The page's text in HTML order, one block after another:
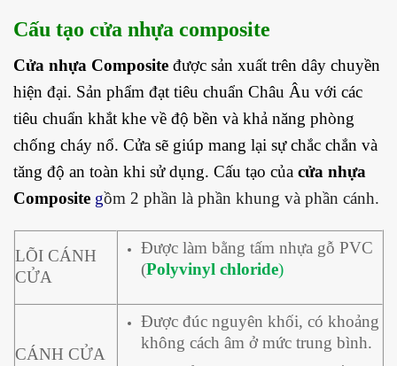
Cấu tạo cửa nhựa composite
Cửa nhựa Composite được sản xuất trên dây chuyền
hiện đại. Sản phẩm đạt tiêu chuẩn Châu Âu với các
tiêu chuẩn khắt khe về độ bền và khả năng phòng
chống cháy nổ. Cửa sẽ giúp mang lại sự chắc chắn và
tăng độ an toàn khi sử dụng. Cấu tạo của cửa nhựa
Composite gồm 2 phần là phần khung và phần cánh.
LÕI CÁNH
CỬA
Được làm bằng tấm nhựa gỗ PVC
(Polyvinyl chloride)
CÁNH CỬA
Được đúc nguyên khối, có khoảng
không cách âm ở mức trung bình.